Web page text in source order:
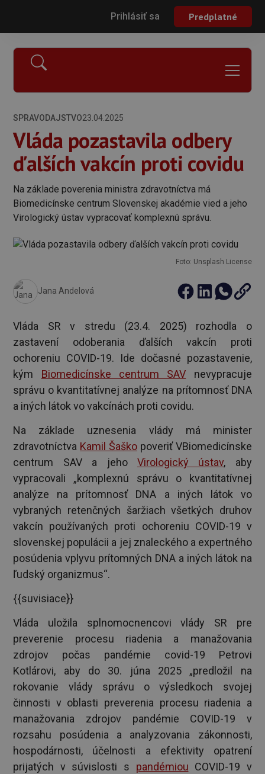
Prihlásiť sa Predplatné
SPRAVODAJSTVO23.04.2025
Vláda pozastavila odbery
ďalších vakcín proti covidu
Na základe poverenia ministra zdravotníctva má
Biomedicínske centrum Slovenskej akadémie vied a jeho
Virologický ústav vypracovať komplexnú správu.
Foto: Unsplash License
Jana Andelová
Vláda SR v stredu (23.4. 2025) rozhodla o
zastavení odoberania ďalších vakcín proti
ochoreniu COVID-19. Ide dočasné pozastavenie,
kým Biomedicínske centrum SAV nevypracuje
správu o kvantitatívnej analýze na prítomnosť DNA
a iných látok vo vakcínách proti covidu.
Na základe uznesenia vlády má minister
zdravotníctva Kamil Šaško poveriť VBiomedicínske
centrum SAV a jeho Virologický ústav, aby
vypracovali „komplexnú správu o kvantitatívnej
analýze na prítomnosť DNA a iných látok vo
vybraných retenčných šaržiach všetkých druhov
vakcín používaných proti ochoreniu COVID-19 v
slovenskej populácii a jej znaleckého a expertného
posúdenia vplyvu prítomných DNA a iných látok na
ľudský organizmus“.
{{suvisiace}}
Vláda uložila splnomocnencovi vlády SR pre
preverenie procesu riadenia a manažovania
zdrojov počas pandémie covid-19 Petrovi
Kotlárovi, aby do 30. júna 2025 „predložil na
rokovanie vlády správu o výsledkoch svojej
činnosti v oblasti preverenia procesu riadenia a
manažovania zdrojov pandémie COVID-19 v
rozsahu posúdenia a analyzovania zákonnosti,
hospodárnosti, účelnosti a efektivity opatrení
prijatých v súvislosti s pandémiou COVID-19 v